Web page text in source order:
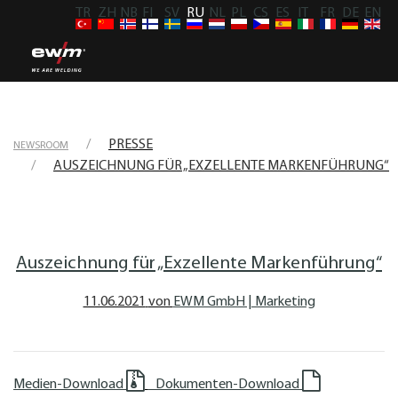
TR ZH NB FI SV RU NL PL CS ES FR DE EN
NEWSROOM
PRESSE
AUSZEICHNUNG FÜR „EXZELLENTE MARKENFÜHRUNG“
Auszeichnung für „Exzellente Markenführung“
11.06.2021 von EWM GmbH | Marketing
Medien-Download Dokumenten-Download